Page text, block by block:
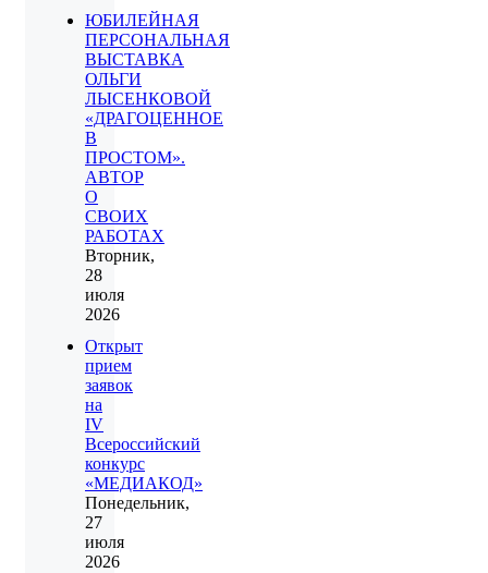
ЮБИЛЕЙНАЯ
ПЕРСОНАЛЬНАЯ
ВЫСТАВКА
ОЛЬГИ
ЛЫСЕНКОВОЙ
«ДРАГОЦЕННОЕ
В
ПРОСТОМ».
АВТОР
О
СВОИХ
РАБОТАХ
Вторник,
28
июля
2026
Открыт
прием
заявок
на
IV
Всероссийский
конкурс
«МЕДИАКОД»
Понедельник,
27
июля
2026